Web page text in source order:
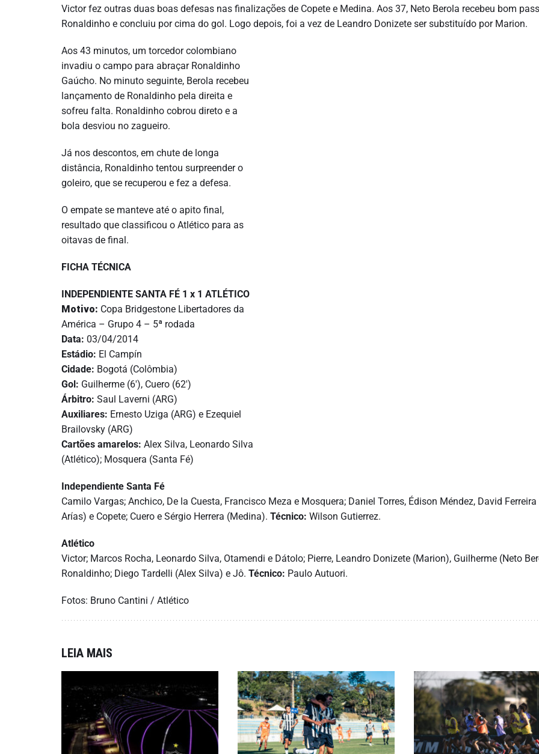
Victor fez outras duas boas defesas nas finalizações de Copete e Medina. Aos 37, Neto Berola recebeu bom
Ronaldinho e concluiu por cima do gol. Logo depois, foi a vez de Leandro Donizete ser substituído por Marion.
Aos 43 minutos, um torcedor colombiano
invadiu o campo para abraçar Ronaldinho
Gaúcho. No minuto seguinte, Berola recebeu
lançamento de Ronaldinho pela direita e
sofreu falta. Ronaldinho cobrou direto e a
bola desviou no zagueiro.
Já nos descontos, em chute de longa
distância, Ronaldinho tentou surpreender o
goleiro, que se recuperou e fez a defesa.
O empate se manteve até o apito final,
resultado que classificou o Atlético para as
oitavas de final.
FICHA TÉCNICA
INDEPENDIENTE SANTA FÉ 1 x 1 ATLÉTICO
Motivo: Copa Bridgestone Libertadores da
América – Grupo 4 – 5ª rodada
Data: 03/04/2014
Estádio: El Campín
Cidade: Bogotá (Colômbia)
Gol: Guilherme (6′), Cuero (62′)
Árbitro: Saul Laverni (ARG)
Auxiliares: Ernesto Uziga (ARG) e Ezequiel
Brailovsky (ARG)
Cartões amarelos: Alex Silva, Leonardo Silva
(Atlético); Mosquera (Santa Fé)
Independiente Santa Fé
Camilo Vargas; Anchico, De la Cuesta, Francisco Meza e Mosquera; Daniel Torres, Édison Méndez, David
Arías) e Copete; Cuero e Sérgio Herrera (Medina). Técnico: Wilson Gutierrez.
Atlético
Victor; Marcos Rocha, Leonardo Silva, Otamendi e Dátolo; Pierre, Leandro Donizete (Marion), Guilherme (Neto
Ronaldinho; Diego Tardelli (Alex Silva) e Jô. Técnico: Paulo Autuori.
Fotos: Bruno Cantini / Atlético
LEIA MAIS